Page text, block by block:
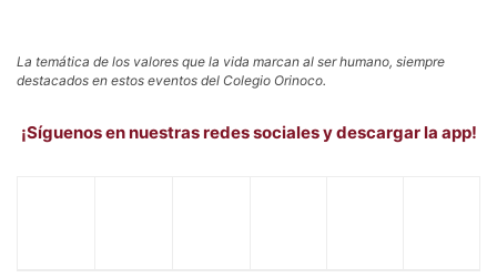
La temática de los valores que la vida marcan al ser humano, siempre
destacados en estos eventos del Colegio Orinoco.
¡Síguenos en nuestras redes sociales y descargar la app!